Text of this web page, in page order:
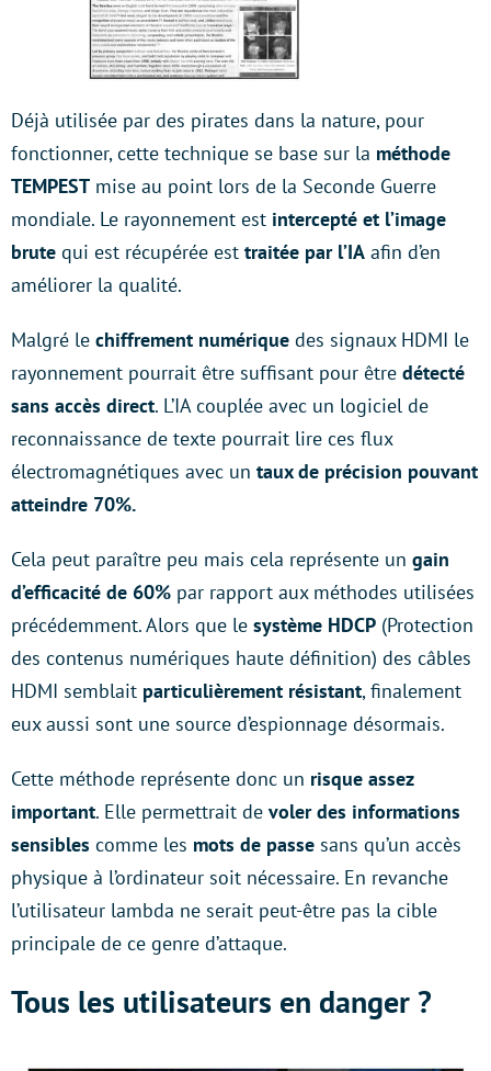
Déjà utilisée par des pirates dans la nature, pour
fonctionner, cette technique se base sur la méthode
TEMPEST mise au point lors de la Seconde Guerre
mondiale. Le rayonnement est intercepté et l’image
brute qui est récupérée est traitée par l’IA afin d’en
améliorer la qualité.
Malgré le chiffrement numérique des signaux HDMI le
rayonnement pourrait être suffisant pour être détecté
sans accès direct. L’IA couplée avec un logiciel de
reconnaissance de texte pourrait lire ces flux
électromagnétiques avec un taux de précision pouvant
atteindre 70%.
Cela peut paraître peu mais cela représente un gain
d’efficacité de 60% par rapport aux méthodes utilisées
précédemment. Alors que le système HDCP (Protection
des contenus numériques haute définition) des câbles
HDMI semblait particulièrement résistant, finalement
eux aussi sont une source d’espionnage désormais.
Cette méthode représente donc un risque assez
important. Elle permettrait de voler des informations
sensibles comme les mots de passe sans qu’un accès
physique à l’ordinateur soit nécessaire. En revanche
l’utilisateur lambda ne serait peut-être pas la cible
principale de ce genre d’attaque.
Tous les utilisateurs en danger ?